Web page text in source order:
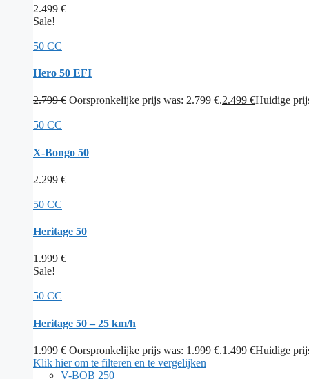
2.499 €
Sale!
50 CC
Hero 50 EFI
2.799€ Oorspronkelijke prijs was: 2.799 €.2.499 €Huidige
50 CC
X-Bongo 50
2.299 €
50 CC
Heritage 50
1.999 €
Sale!
50 CC
Heritage 50 – 25 km/h
1.999€ Oorspronkelijke prijs was: 1.999 €.1.499 €Huidige
Klik hier om te filteren en te vergelijken
V-BOB 250